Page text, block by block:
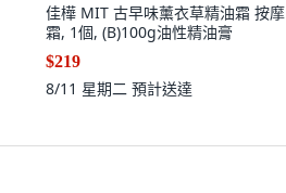
佳樺 MIT 古早味薰衣草精油霜 按摩
霜, 1個, (B)100g油性精油膏
$219
8/11 星期二 預計送達